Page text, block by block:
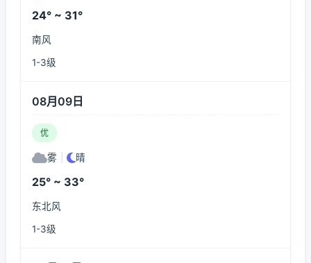
24° ~ 31°
南风
1-3级
08月09日
优
雾 晴
25° ~ 33°
东北风
1-3级